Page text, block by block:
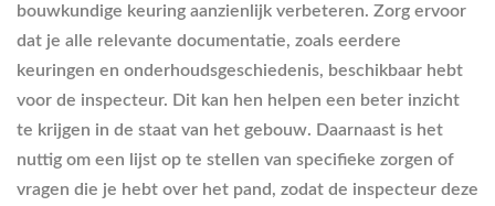
bouwkundige keuring aanzienlijk verbeteren. Zorg ervoor
dat je alle relevante documentatie, zoals eerdere
keuringen en onderhoudsgeschiedenis, beschikbaar hebt
voor de inspecteur. Dit kan hen helpen een beter inzicht
te krijgen in de staat van het gebouw. Daarnaast is het
nuttig om een lijst op te stellen van specifieke zorgen of
vragen die je hebt over het pand, zodat de inspecteur deze